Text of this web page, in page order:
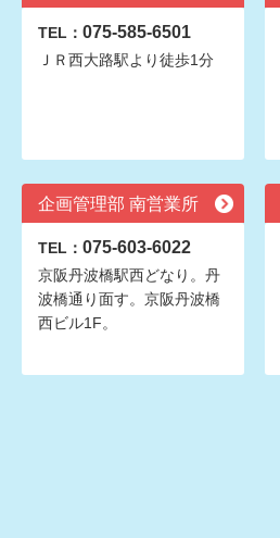
TEL： 075-585-6501
ＪＲ西大路駅より徒歩1分
企画管理部 南営業所
TEL： 075-603-6022
京阪丹波橋駅西どなり。丹
波橋通り面す。京阪丹波橋
西ビル1F。